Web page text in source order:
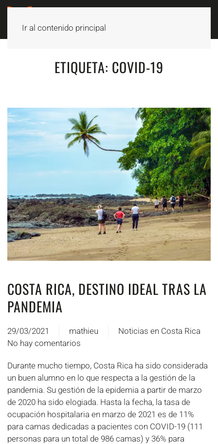
Ir al contenido principal
ETIQUETA: COVID-19
COSTA RICA, DESTINO IDEAL TRAS LA
PANDEMIA
29/03/2021 mathieu
Noticias en Costa Rica
No hay comentarios
en
Costa
Rica,
destination
post
pandémie
Durante mucho tiempo, Costa Rica ha sido considerada
un buen alumno en lo que respecta a la gestión de la
pandemia. Su gestión de la epidemia a partir de marzo
de 2020 ha sido elogiada. Hasta la fecha, la tasa de
ocupación hospitalaria en marzo de 2021 es de 11%
para camas dedicadas a pacientes con COVID-19 (111
personas para un total de 986 camas) y 36% para